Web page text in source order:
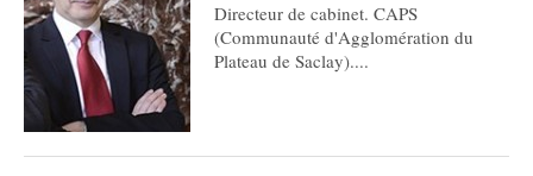
Directeur de cabinet. CAPS
(Communauté d'Agglomération du
Plateau de Saclay)....